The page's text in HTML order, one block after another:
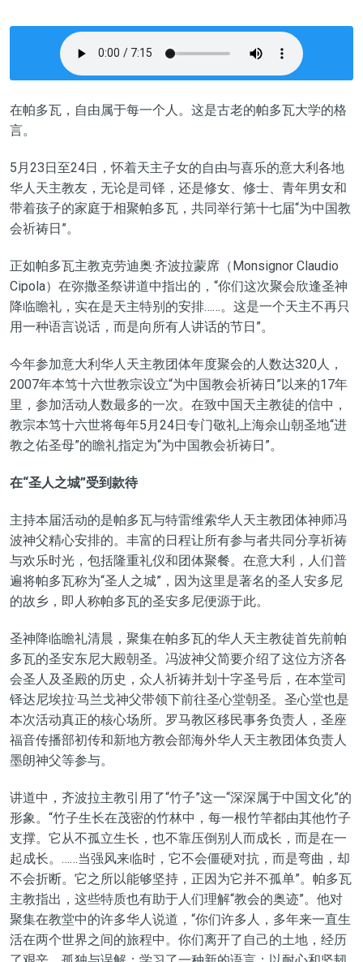
在帕多瓦，自由属于每一个人。这是古老的帕多瓦大学的格
言。
5月23日至24日，怀着天主子女的自由与喜乐的意大利各地
华人天主教友，无论是司铎，还是修女、修士、青年男女和
带着孩子的家庭于相聚帕多瓦，共同举行第十七届“为中国教
会祈祷日”。
正如帕多瓦主教克劳迪奥·齐波拉蒙席（Monsignor Claudio
Cipola）在弥撒圣祭讲道中指出的，“你们这次聚会欣逢圣神
降临瞻礼，实在是天主特别的安排……。这是一个天主不再只
用一种语言说话，而是向所有人讲话的节日”。
今年参加意大利华人天主教团体年度聚会的人数达320人，
2007年本笃十六世教宗设立“为中国教会祈祷日”以来的17年
里，参加活动人数最多的一次。在致中国天主教徒的信中，
教宗本笃十六世将每年5月24日专门敬礼上海佘山朝圣地“进
教之佑圣母”的瞻礼指定为“为中国教会祈祷日”。
在“圣人之城”受到款待
主持本届活动的是帕多瓦与特雷维索华人天主教团体神师冯
波神父精心安排的。丰富的日程让所有参与者共同分享祈祷
与欢乐时光，包括隆重礼仪和团体聚餐。在意大利，人们普
遍将帕多瓦称为“圣人之城”，因为这里是著名的圣人安多尼
的故乡，即人称帕多瓦的圣安多尼便源于此。
圣神降临瞻礼清晨，聚集在帕多瓦的华人天主教徒首先前帕
多瓦的圣安东尼大殿朝圣。冯波神父简要介绍了这位方济各
会圣人及圣殿的历史，众人祈祷并划十字圣号后，在本堂司
铎达尼埃拉·马兰戈神父带领下前往圣心堂朝圣。圣心堂也是
本次活动真正的核心场所。罗马教区移民事务负责人，圣座
福音传播部初传和新地方教会部海外华人天主教团体负责人
墨朗神父等参与。
讲道中，齐波拉主教引用了“竹子”这一“深深属于中国文化”的
形象。“竹子生长在茂密的竹林中，每一根竹竿都由其他竹子
支撑。它从不孤立生长，也不靠压倒别人而成长，而是在一
起成长。……当强风来临时，它不会僵硬对抗，而是弯曲，却
不会折断。它之所以能够坚持，正因为它并不孤单”。帕多瓦
主教指出，这些特质也有助于人们理解“教会的奥迹”。他对
聚集在教堂中的许多华人说道，“你们许多人，多年来一直生
活在两个世界之间的旅程中。你们离开了自己的土地，经历